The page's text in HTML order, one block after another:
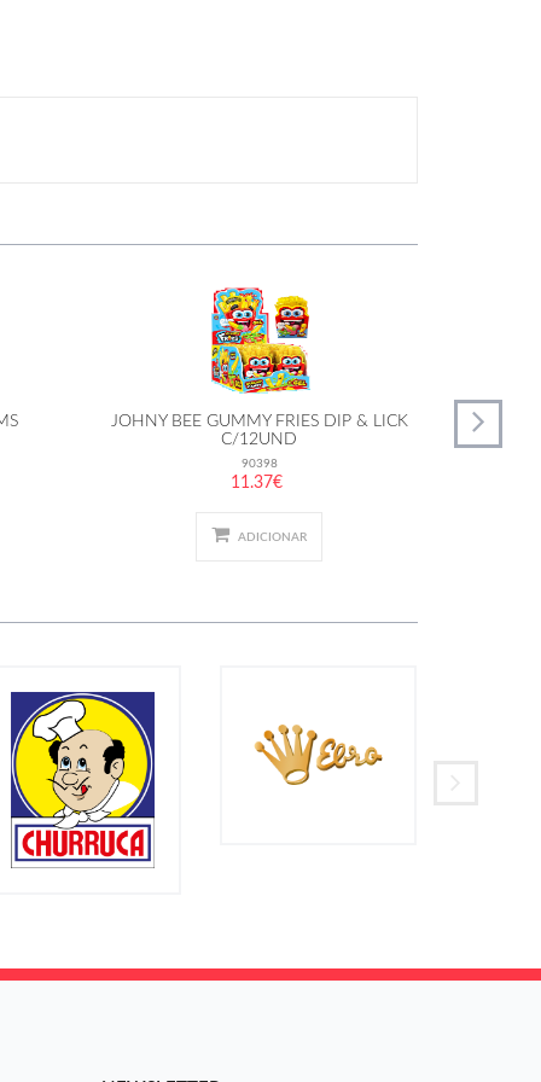
JOHNY BEE GUMMY FRIES DIP & LICK
C/12UND
90398
11.37€
ADICIONAR
JOHNY